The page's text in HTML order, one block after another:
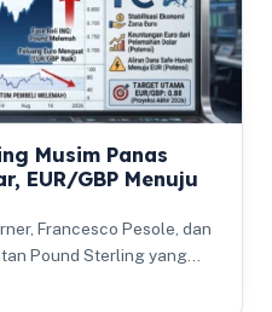
Musim Panas
EUR/GBP Menuju
Francesco Pesole, dan
Pound Sterling yang…